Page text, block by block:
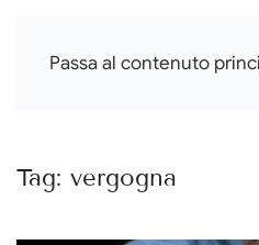
Passa al contenuto
Francesca
Tag: vergogna